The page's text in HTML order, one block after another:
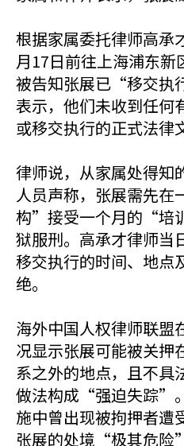
根据家属委托律师高承
月17日前往上海浦东新
被告知张展已“移交执
表示，他们未收到任何
或移交执行的正式法律
律师说，从家属处得知
人员声称，张展需先
构”接受一个月的“培
狱服刑。高承才律师当
移交执行的时间、地点
绝。
海外中国人权律师联盟
况显示张展可能被关押
系之外的地点，且不具
做法构成“强迫失踪”
施中曾出现被拘押者遭
张展的处境“极其危险